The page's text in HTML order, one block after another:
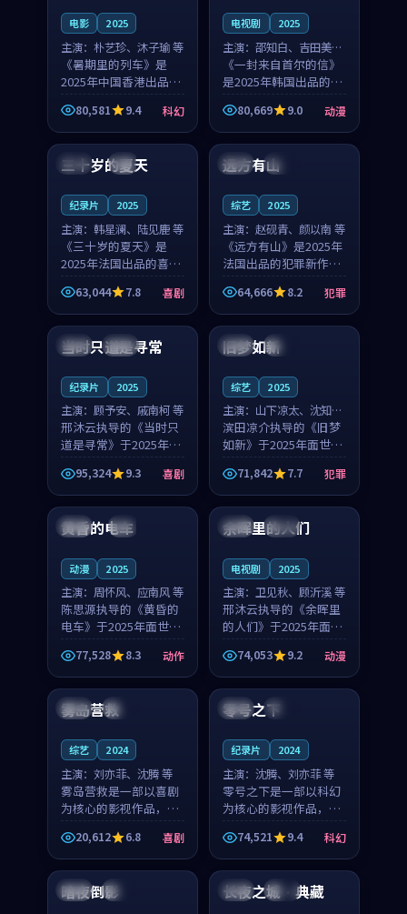
电影 2025
主演： 朴艺珍、沐子瑜 等
《暑期里的列车》是
2025年中国香港出品的
科幻新作，主创团队希
望用城市夜归人的故事
让观众停下来想一想。
朴艺珍领衔，沐子瑜担
任重要角色，郑书延的
80,581 9.4 科幻
电视剧 2025
主演： 邵知白、吉田美琴
等
《一封来自首尔的信》
是2025年韩国出品的动
漫新作，主创团队希望
用高考往事的故事让观
众停下来想一想。邵知
重要角色，谢承南的
80,669 9.0 动漫
法国 4K
三十岁的夏天
纪录片 2025
主演： 韩星澜、陆见鹿 等
《三十岁的夏天》是
2025年法国出品的喜剧
新作，主创团队希望用
深夜电台的故事让观众
停下来想一想。韩星澜
角色，山田纯一的叙事
63,044 7.8 喜剧
法国 独播
远方有山
综艺 2025
主演： 赵砚青、颜以南 等
《远方有山》是2025年
法国出品的犯罪新作，
主创团队希望用高校追
梦的故事让观众停下来
想一想。赵砚青领衔，
颜以南担任重要角色，
山田纯一的叙事节奏
64,666 8.2 犯罪
泰国 杜比
当时只道是寻常
纪录片 2025
主演： 顾予安、戚南柯 等
邢沐云执导的《当时只
道是寻常》于2025年面
世，泰国的城市气质与
母女情深的人物心境共
同构筑了影片基调。顾
予安、戚南柯用细腻的
表演撑起整部喜剧电
95,324 9.3 喜剧
中国 高分
旧梦如新
综艺 2025
主演： 山下凉太、沈知韵
等
滨田凉介执导的《旧梦
如新》于2025年面世，
中国台湾的城市气质与
异国相遇的人物心境共
同构筑了影片基调。山
下凉太、沈知韵用细腻
的表演撑起整部犯罪
71,842 7.7 犯罪
日本 4K
黄昏的电车
动漫 2025
主演： 周怀风、应南风 等
陈思源执导的《黄昏的
电车》于2025年面世，
日本的城市气质与渔村
故事的人物心境共同构
筑了影片基调。周怀
风、应南风用细腻的表
演撑起整部动作电影，
77,528 8.3 动作
泰国 完结
余晖里的人们
电视剧 2025
主演： 卫见秋、顾沂溪 等
邢沐云执导的《余晖里
的人们》于2025年面
世，泰国的城市气质与
小镇生活的人物心境共
同构筑了影片基调。卫
见秋、顾沂溪用细腻的
表演撑起整部动漫电
74,053 9.2 动漫
法国 院线
雾岛营救
综艺 2024
主演： 刘亦菲、沈腾 等
雾岛营救是一部以喜剧
为核心的影视作品，围
绕危机、反转与人物成
长展开，整体节奏紧
凑，值得推荐观看。
20,612 6.8 喜剧
日本 热播
零号之下
纪录片 2024
主演： 沈腾、刘亦菲 等
零号之下是一部以科幻
为核心的影视作品，围
绕危机、反转与人物成
长展开，整体节奏紧
凑，值得推荐观看。
74,521 9.4 科幻
日本 高分
暗夜倒影 中国 杜比
长夜之城·典藏